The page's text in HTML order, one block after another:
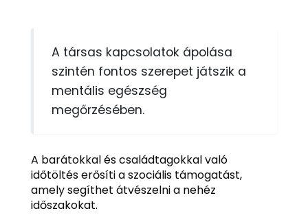
A társas kapcsolatok ápolása
szintén fontos szerepet játszik a
mentális egészség
megőrzésében.
A barátokkal és családtagokkal való
időtöltés erősíti a szociális támogatást,
amely segíthet átvészelni a nehéz
időszakokat.